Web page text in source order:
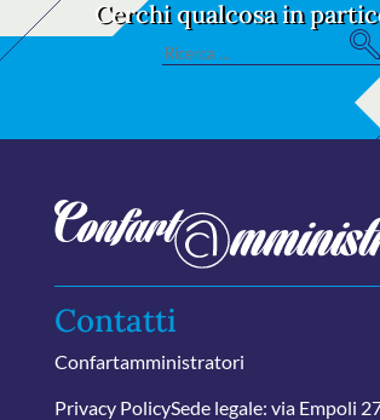
Cerchi qualcosa in
Search
S
e
ch
Contatti
Confartamministratori
Privacy PolicySede legale: via Empoli